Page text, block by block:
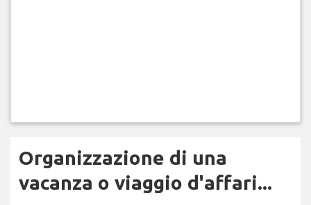
Organizzazione di una
vacanza o viaggio d'affari...